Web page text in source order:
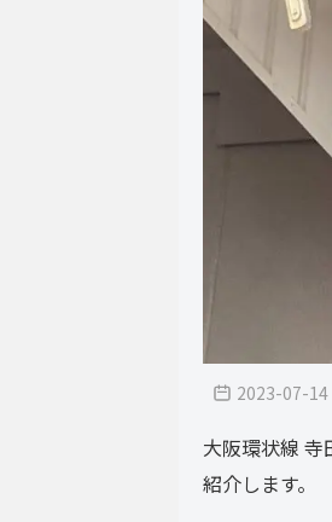
2023-07-14
大阪環状線
紹介します。